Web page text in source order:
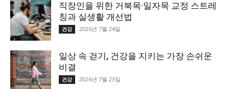
직장인을 위한 거북목·일자목 교정 스트레
칭과 실생활 개선법
건강 2026년 7월 24일
일상 속 걷기, 건강을 지키는 가장 손쉬운
비결
건강 2026년 7월 23일